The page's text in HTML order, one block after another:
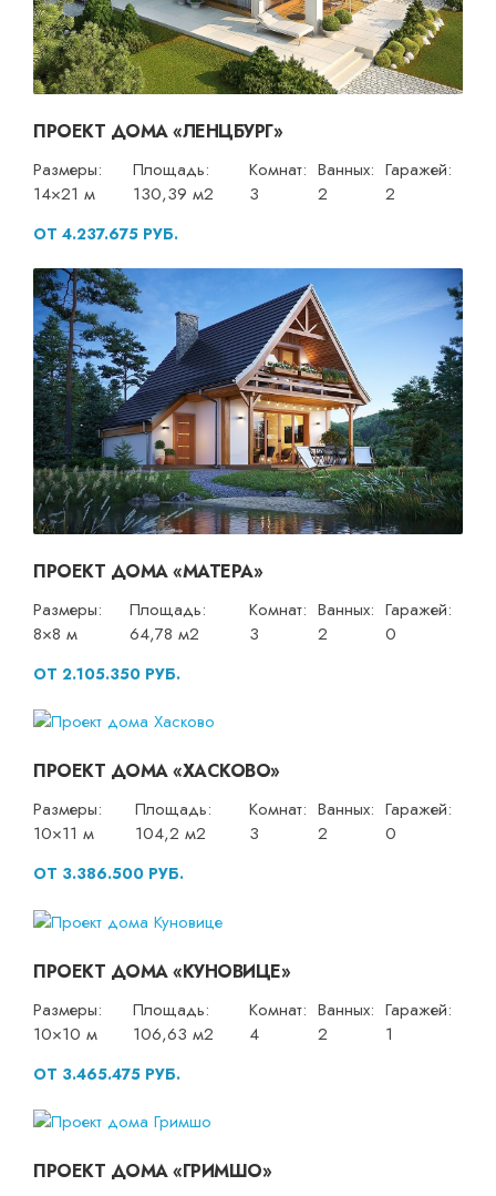
ПРОЕКТ ДОМА «ЛЕНЦБУРГ»
Размеры:
14×21 м
Площадь:
130,39 м2
Комнат:
3
Ванных:
2
Гаражей:
2
ОТ 4.237.675 РУБ.
ПРОЕКТ ДОМА «МАТЕРА»
Размеры:
8×8 м
Площадь:
64,78 м2
Комнат:
3
Ванных:
2
Гаражей:
0
ОТ 2.105.350 РУБ.
ПРОЕКТ ДОМА «ХАСКОВО»
Размеры:
10×11 м
Площадь:
104,2 м2
Комнат:
3
Ванных:
2
Гаражей:
0
ОТ 3.386.500 РУБ.
ПРОЕКТ ДОМА «КУНОВИЦЕ»
Размеры:
10×10 м
Площадь:
106,63 м2
Комнат:
4
Ванных:
2
Гаражей:
1
ОТ 3.465.475 РУБ.
ПРОЕКТ ДОМА «ГРИМШО»